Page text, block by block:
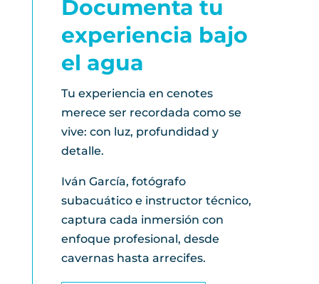
Documenta tu
experiencia bajo
el agua
Tu experiencia en cenotes
merece ser recordada como se
vive: con luz, profundidad y
detalle.
Iván García, fotógrafo
subacuático e instructor técnico,
captura cada inmersión con
enfoque profesional, desde
cavernas hasta arrecifes.